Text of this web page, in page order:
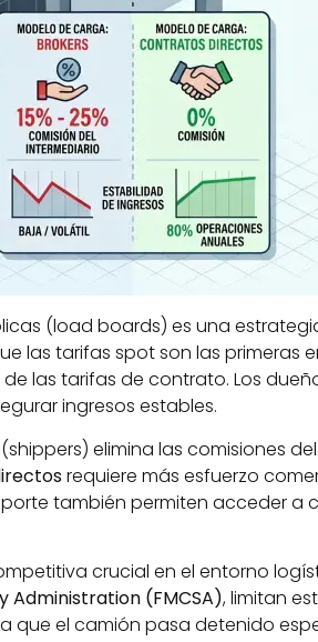
(load boards) es una
las tarifas spot son las
las tarifas de contrato. Los
ingresos estables.
elimina las comisiones
requiere más esfuerzo
también permiten acceder
crucial en el entorno
Administration (FMCSA), limitan
que el camión pasa detenido